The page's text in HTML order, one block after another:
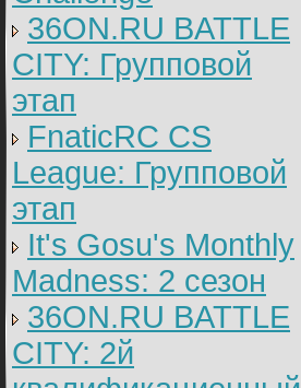
36ON.RU BATTLE
CITY: Групповой
этап
FnaticRC CS
League: Групповой
этап
It's Gosu's Monthly
Madness: 2 сезон
36ON.RU BATTLE
CITY: 2й